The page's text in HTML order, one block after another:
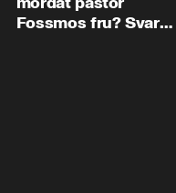
Fossmos fru? Svar